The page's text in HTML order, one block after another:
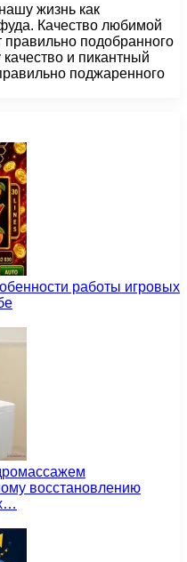
жизнь как
Качество любимой
подобранного
и пикантный
поджаренного
работы игровых
восстановлению